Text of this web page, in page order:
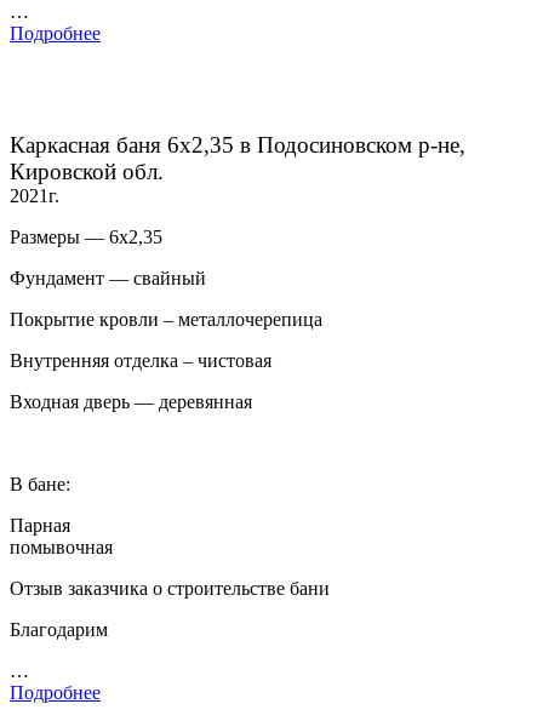
…
Подробнее
Каркасная баня 6х2,35 в Подосиновском р-не,
Кировской обл.
2021г.
Размеры — 6х2,35
Фундамент — свайный
Покрытие кровли – металлочерепица
Внутренняя отделка – чистовая
Входная дверь — деревянная
В бане:
Парная
помывочная
Отзыв заказчика о строительстве бани
Благодарим
…
Подробнее